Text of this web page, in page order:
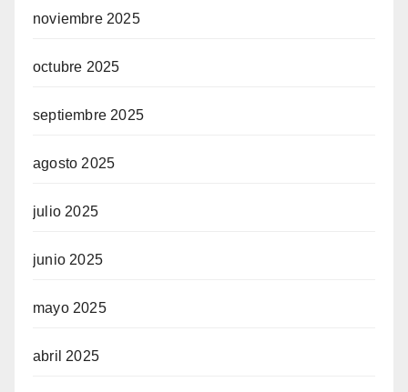
noviembre 2025
octubre 2025
septiembre 2025
agosto 2025
julio 2025
junio 2025
mayo 2025
abril 2025